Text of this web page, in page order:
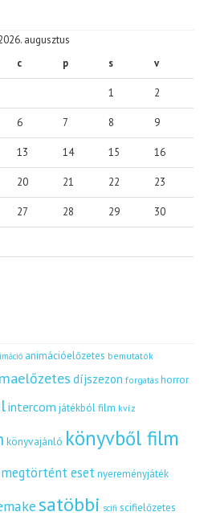
augusztus
c p s v
1 2
6 7 8 9
13 14 15 16
20 21 22 23
27 28 29 30
animációelőzetes bemutatók
díjszezon forgatás horror
intercom játékból film kvíz
könyvajánló könyvből film
megtörtént eset nyereményjáték
satöbbi scifi scifielőzetes